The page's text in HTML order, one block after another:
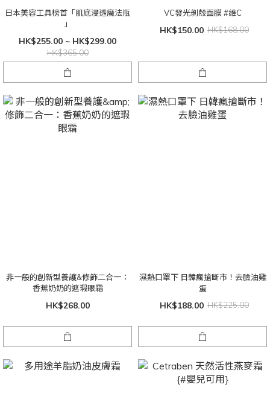
日本美容工具榜首「肌底浸透魔法瓶
」
HK$255.00 ~ HK$299.00
HK$365.00
VC發光剝殼面膜 #維C
HK$150.00 HK$168.00
非一般的創新型養護&修飾二合一：
香蕉奶奶的遮瑕眼霜
HK$268.00
濕熱口罩下 日韓瘋搶斷市！去臉油雞
蛋
HK$188.00 HK$225.00